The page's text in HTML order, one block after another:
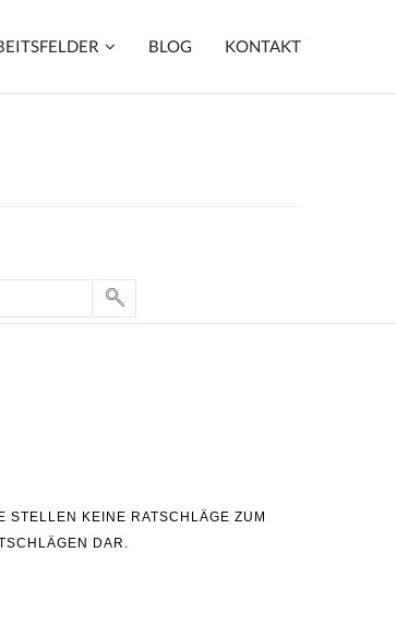
BLOG KONTAKT
STELLEN KEINE RATSCHLÄGE ZUM
DAR.